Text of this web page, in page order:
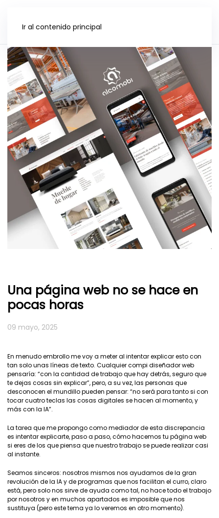
Ir al contenido principal
Una página web no se hace en
pocas horas
09 mayo, 2025
En menudo embrollo me voy a meter al intentar explicar esto con
tan solo unas líneas de texto. Cualquier compi diseñador web
pensaría: “con la cantidad de trabajo que hay detrás, seguro que
te dejas cosas sin explicar”, pero, a su vez, las personas que
desconocen el mundillo pueden pensar: “no será para tanto si con
tocar cuatro teclas las cosas digitales se hacen al momento, y
más con la IA”.
La tarea que me propongo como mediador de esta discrepancia
es intentar explicarte, paso a paso, cómo hacemos tu página web
si eres de los que piensa que nuestro trabajo se puede realizar casi
al instante.
Seamos sinceros: nosotros mismos nos ayudamos de la gran
revolución de la IA y de programas que nos facilitan el curro, claro
está, pero solo nos sirve de ayuda como tal, no hace todo el trabajo
por nosotros y en muchos apartados es imposible que nos
sustituya (pero este tema ya lo veremos en otro momento).